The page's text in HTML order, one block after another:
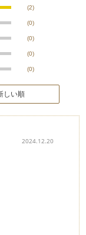
(2)
(0)
(0)
(0)
(0)
しい順
2024.12.20